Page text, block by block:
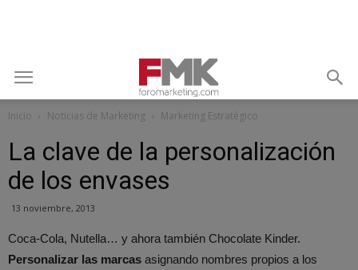
Inicio Noticias de Marketing Marketing Estratégico
La clave de la personalización
de los envases
13 noviembre, 2013
Coca-Cola, Nutella… y ahora también Chocolate Kinder.
Personalizar las marcas asignando nombres propios a los